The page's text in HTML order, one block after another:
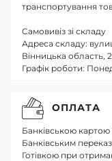
транспортування
Самовивіз зі складу
Адреса складу:
Вінницька область,
Графік роботи:
ОПЛАТА
Банківською картою
Банківським
Готівкою при